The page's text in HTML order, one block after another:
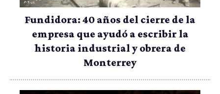
Fundidora: 40 años del cierre de la
empresa que ayudó a escribir la
historia industrial y obrera de
Monterrey